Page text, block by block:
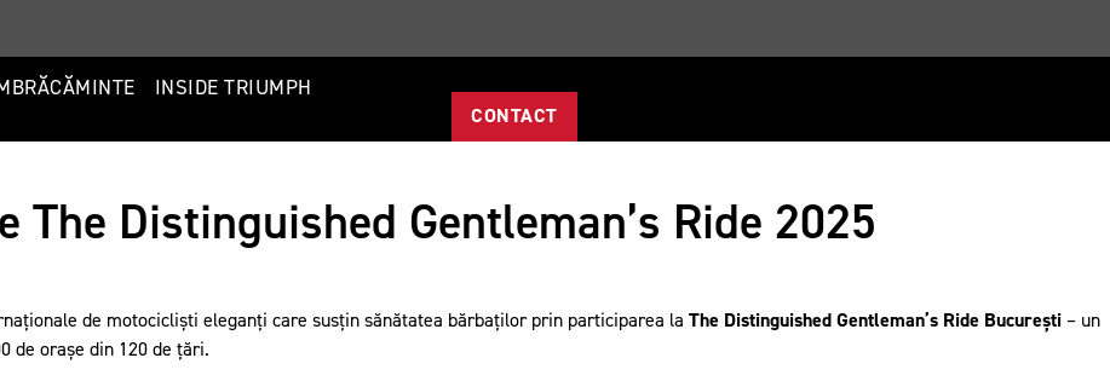
INSIDE TRIUMPH
CONTACT
Distinguished Gentleman’s Ride 2025
de motocicliști eleganți care susțin sănătatea bărbaților prin participarea la The Distinguished Gentleman’s Ride București – un
de orașe din 120 de țări.